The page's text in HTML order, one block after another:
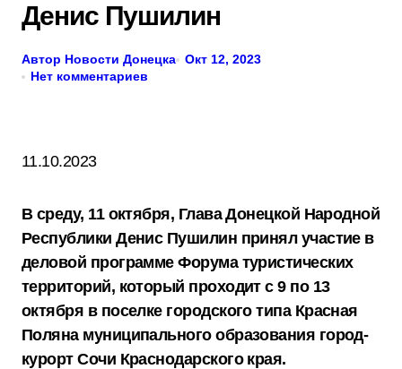
Денис Пушилин
Автор Новости Донецка
Окт 12, 2023
Нет комментариев
11.10.2023
В среду, 11 октября, Глава Донецкой Народной
Республики Денис Пушилин принял участие в
деловой программе Форума туристических
территорий, который проходит с 9 по 13
октября в поселке городского типа Красная
Поляна муниципального образования город-
курорт Сочи Краснодарского края.